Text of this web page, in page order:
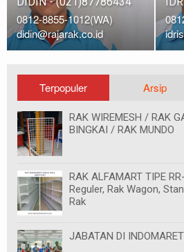
0812-8855-1012(WA)
didin@rajarak.co.id
Terpopuler Arsip
RAK WIREMESH / RAK
BINGKAI / RAK MUNDO
RAK ALFAMART TIPE
Reguler, Rak Wagon,
Rak
JABATAN DI